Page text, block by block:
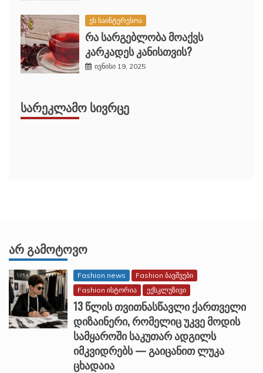
ეს საინტერესოა
რა სარგებლობა მოაქვს
კარკადეს კანისთვის?
ივნისი 19, 2025
ᲡᲐᲠᲔᲙᲚᲐᲛᲝ ᲡᲘᲕᲠᲪᲔ
ᲐᲠ ᲒᲐᲛᲝᲢᲝᲕᲝ
Fashion news
Fashion ბავშვები
Fashion ისტორია
ექსკლუზივი
13 წლის თვითნასწავლი ქართველი
დიზაინერი, რომელიც უკვე მოდის
სამყაროში საკუთარ ადგილს
იმკვიდრებს — გაიცანით ლუკა
ცხადაია